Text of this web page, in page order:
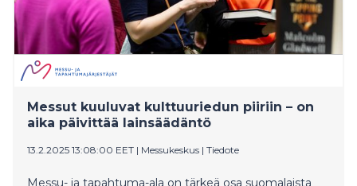
Messut kuuluvat kulttuuriedun piiriin – on
aika päivittää lainsäädäntö
13.2.2025 13:08:00 EET | Messukeskus | Tiedote
Messu- ja tapahtuma-ala on tärkeä osa suomalaista